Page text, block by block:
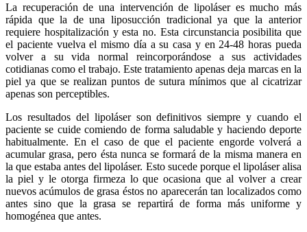
La recuperación de una intervención de lipoláser es mucho más
rápida que la de una liposucción tradicional ya que la anterior
requiere hospitalización y esta no. Esta circunstancia posibilita que
el paciente vuelva el mismo día a su casa y en 24-48 horas pueda
volver a su vida normal reincorporándose a sus actividades
cotidianas como el trabajo. Este tratamiento apenas deja marcas en la
piel ya que se realizan puntos de sutura mínimos que al cicatrizar
apenas son perceptibles.
Los resultados del lipoláser son definitivos siempre y cuando el
paciente se cuide comiendo de forma saludable y haciendo deporte
habitualmente. En el caso de que el paciente engorde volverá a
acumular grasa, pero ésta nunca se formará de la misma manera en
la que estaba antes del lipoláser. Esto sucede porque el lipoláser alisa
la piel y le otorga firmeza lo que ocasiona que al volver a crear
nuevos acúmulos de grasa éstos no aparecerán tan localizados como
antes sino que la grasa se repartirá de forma más uniforme y
homogénea que antes.